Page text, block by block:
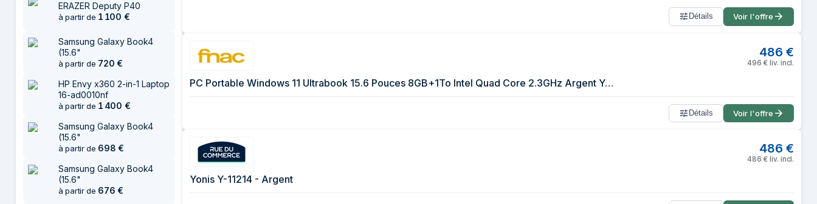
ERAZER Deputy P40
à partir de 1 100 €
Samsung Galaxy Book4
(15.6"
à partir de 720 €
HP Envy x360 2-in-1 Laptop
16-ad0010nf
à partir de 1 400 €
Samsung Galaxy Book4
(15.6"
à partir de 698 €
Samsung Galaxy Book4
(15.6"
à partir de 676 €
Détails Voir l'offre
486 €
496 € liv. incl.
PC Portable Windows 11 Ultrabook 15.6 Pouces 8GB+1To Intel Quad Core 2.3GHz Argent YONIS
Détails Voir l'offre
486 €
486 € liv. incl.
Yonis Y-11214 - Argent